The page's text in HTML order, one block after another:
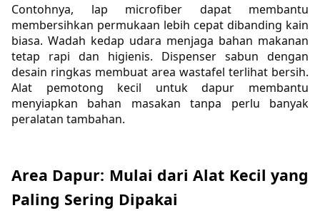
Contohnya, lap microfiber dapat membantu
membersihkan permukaan lebih cepat dibanding kain
biasa. Wadah kedap udara menjaga bahan makanan
tetap rapi dan higienis. Dispenser sabun dengan
desain ringkas membuat area wastafel terlihat bersih.
Alat pemotong kecil untuk dapur membantu
menyiapkan bahan masakan tanpa perlu banyak
peralatan tambahan.
Area Dapur: Mulai dari Alat Kecil yang
Paling Sering Dipakai